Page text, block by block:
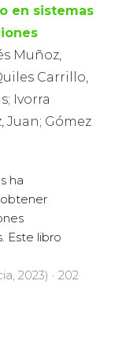
en sistemas
Muñoz,
Carrillo,
Ivorra
Juan; Gómez
ha
Este libro
2023) · 202